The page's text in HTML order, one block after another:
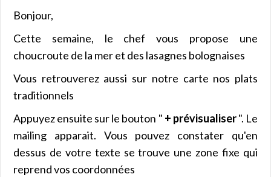
Bonjour,
Cette semaine, le chef vous propose une
choucroute de la mer et des lasagnes bolognaises
Vous retrouverez aussi sur notre carte nos plats
traditionnels
Appuyez ensuite sur le bouton " + prévisualiser". Le
mailing apparait. Vous pouvez constater qu'en
dessus de votre texte se trouve une zone fixe qui
reprend vos coordonnées